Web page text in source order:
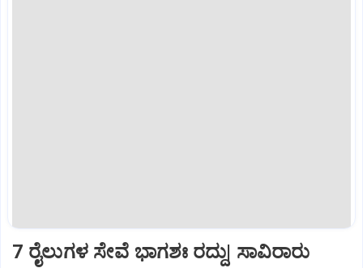
7 ರೈಲುಗಳ ಸೇವೆ ಭಾಗಶಃ ರದ್ದು| ಸಾವಿರಾರು